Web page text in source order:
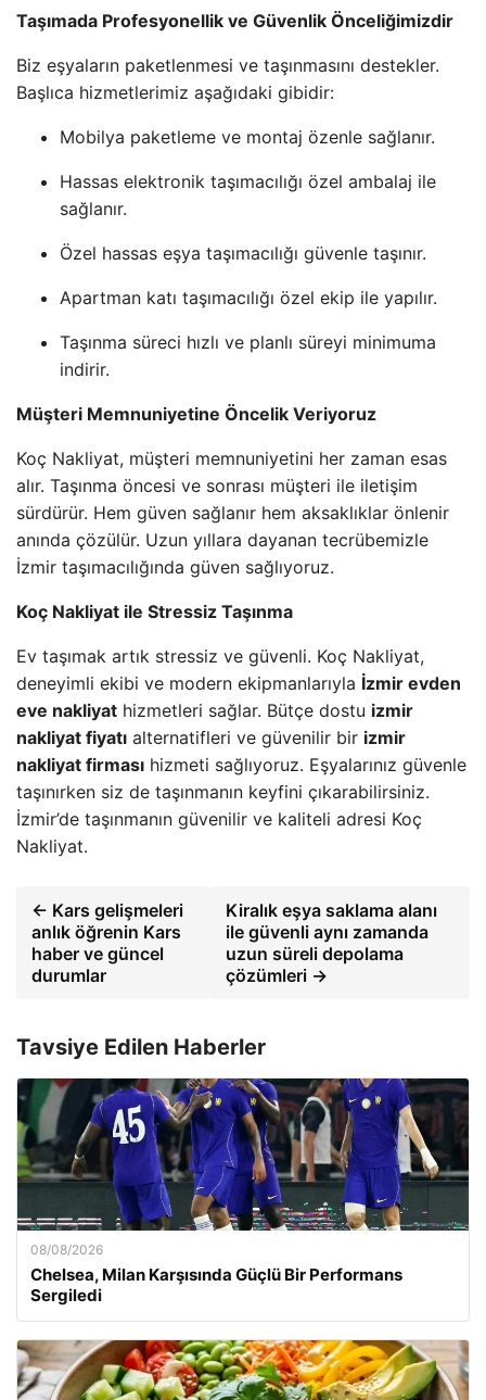
Taşımada Profesyonellik ve Güvenlik Önceliğimizdir
Biz eşyaların paketlenmesi ve taşınmasını destekler.
Başlıca hizmetlerimiz aşağıdaki gibidir:
Mobilya paketleme ve montaj özenle sağlanır.
Hassas elektronik taşımacılığı özel ambalaj ile
sağlanır.
Özel hassas eşya taşımacılığı güvenle taşınır.
Apartman katı taşımacılığı özel ekip ile yapılır.
Taşınma süreci hızlı ve planlı süreyi minimuma
indirir.
Müşteri Memnuniyetine Öncelik Veriyoruz
Koç Nakliyat, müşteri memnuniyetini her zaman esas
alır. Taşınma öncesi ve sonrası müşteri ile iletişim
sürdürür. Hem güven sağlanır hem aksaklıklar önlenir
anında çözülür. Uzun yıllara dayanan tecrübemizle
İzmir taşımacılığında güven sağlıyoruz.
Koç Nakliyat ile Stressiz Taşınma
Ev taşımak artık stressiz ve güvenli. Koç Nakliyat,
deneyimli ekibi ve modern ekipmanlarıyla İzmir evden
eve nakliyat hizmetleri sağlar. Bütçe dostu izmir
nakliyat fiyatı alternatifleri ve güvenilir bir izmir
nakliyat firması hizmeti sağlıyoruz. Eşyalarınız güvenle
taşınırken siz de taşınmanın keyfini çıkarabilirsiniz.
İzmir’de taşınmanın güvenilir ve kaliteli adresi Koç
Nakliyat.
← Kars gelişmeleri
anlık öğrenin Kars
haber ve güncel
durumlar
Kiralık eşya saklama alanı
ile güvenli aynı zamanda
uzun süreli depolama
çözümleri →
Tavsiye Edilen Haberler
08/08/2026
Chelsea, Milan Karşısında Güçlü Bir Performans
Sergiledi